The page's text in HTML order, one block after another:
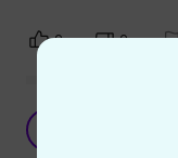
0 0